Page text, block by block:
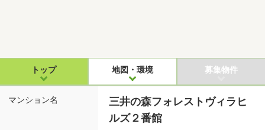
トップ 地図・環境 募集物件
マンション名
三井の森フォレストヴィラヒ
ルズ２番館